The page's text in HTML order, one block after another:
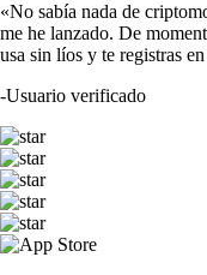
«No sabía nada de
me he lanzado. De
usa sin líos y te registras
-Usuario verificado